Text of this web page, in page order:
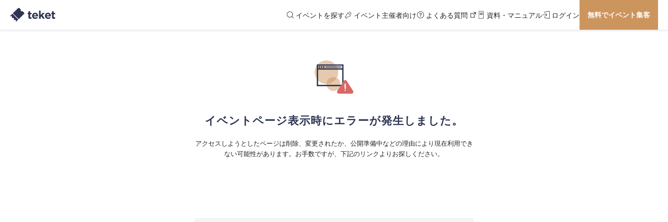
イベントを探す イベント主催者向け よくある質問 資料・マニュアル ログイン 無料でイベント集客
イベントページ表示時にエラーが発生しました。
アクセスしようとしたページは削除、変更されたか、公開準備中などの理由により現在利用でき
ない可能性があります。お手数ですが、下記のリンクよりお探しください。